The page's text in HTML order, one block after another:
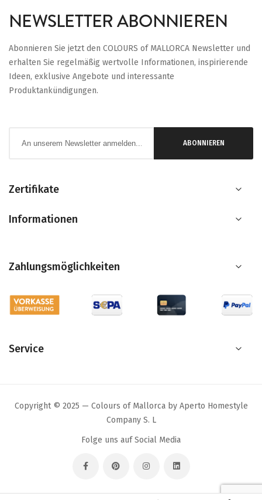
NEWSLETTER ABONNIEREN
Abonnieren Sie jetzt den COLOURS of MALLORCA Newsletter und
erhalten Sie regelmäßig wertvolle Informationen, inspirierende
Ideen, exklusive Angebote und interessante
Produktankündigungen.
ABONNIEREN
Zertifikate
Informationen
Zahlungsmöglichkeiten
Service
Copyright © 2025 — Colours of Mallorca by Aperto Homestyle
Company S. L
Folge uns auf Social Media